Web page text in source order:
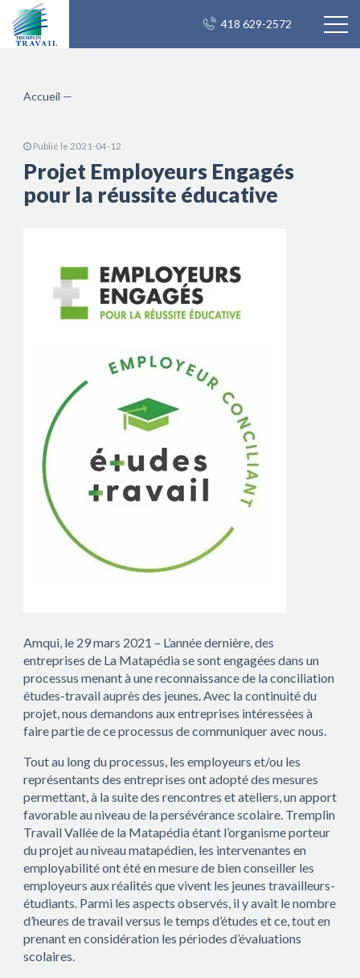
418 629-2572
Accueil —
Publié le 2021-04-12
Projet Employeurs Engagés
pour la réussite éducative
Amqui, le 29 mars 2021 – L’année dernière, des
entreprises de La Matapédia se sont engagées dans un
processus menant à une reconnaissance de la conciliation
études-travail auprès des jeunes. Avec la continuité du
projet, nous demandons aux entreprises intéressées à
faire partie de ce processus de communiquer avec nous.
Tout au long du processus, les employeurs et/ou les
représentants des entreprises ont adopté des mesures
permettant, à la suite des rencontres et ateliers, un apport
favorable au niveau de la persévérance scolaire. Tremplin
Travail Vallée de la Matapédia étant l’organisme porteur
du projet au niveau matapédien, les intervenantes en
employabilité ont été en mesure de bien conseiller les
employeurs aux réalités que vivent les jeunes travailleurs-
étudiants. Parmi les aspects observés, il y avait le nombre
d’heures de travail versus le temps d’études et ce, tout en
prenant en considération les périodes d’évaluations
scolaires.